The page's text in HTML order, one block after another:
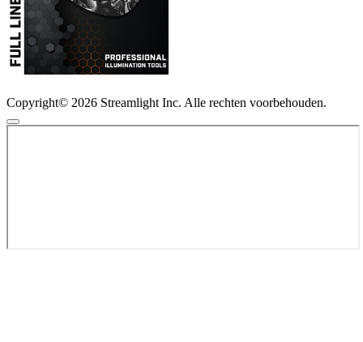
Copyright© 2026 Streamlight Inc. Alle rechten voorbehouden.